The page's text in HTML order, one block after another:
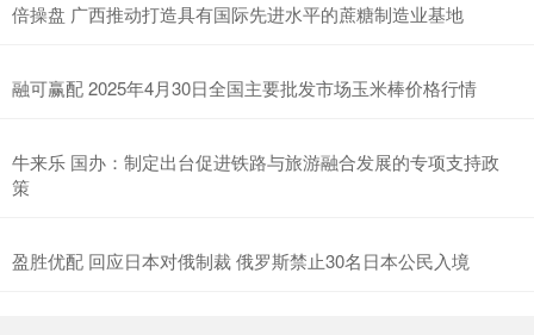
倍操盘 广西推动打造具有国际先进水平的蔗糖制造业基地
融可赢配 2025年4月30日全国主要批发市场玉米棒价格行情
牛来乐 国办：制定出台促进铁路与旅游融合发展的专项支持政
策
盈胜优配 回应日本对俄制裁 俄罗斯禁止30名日本公民入境